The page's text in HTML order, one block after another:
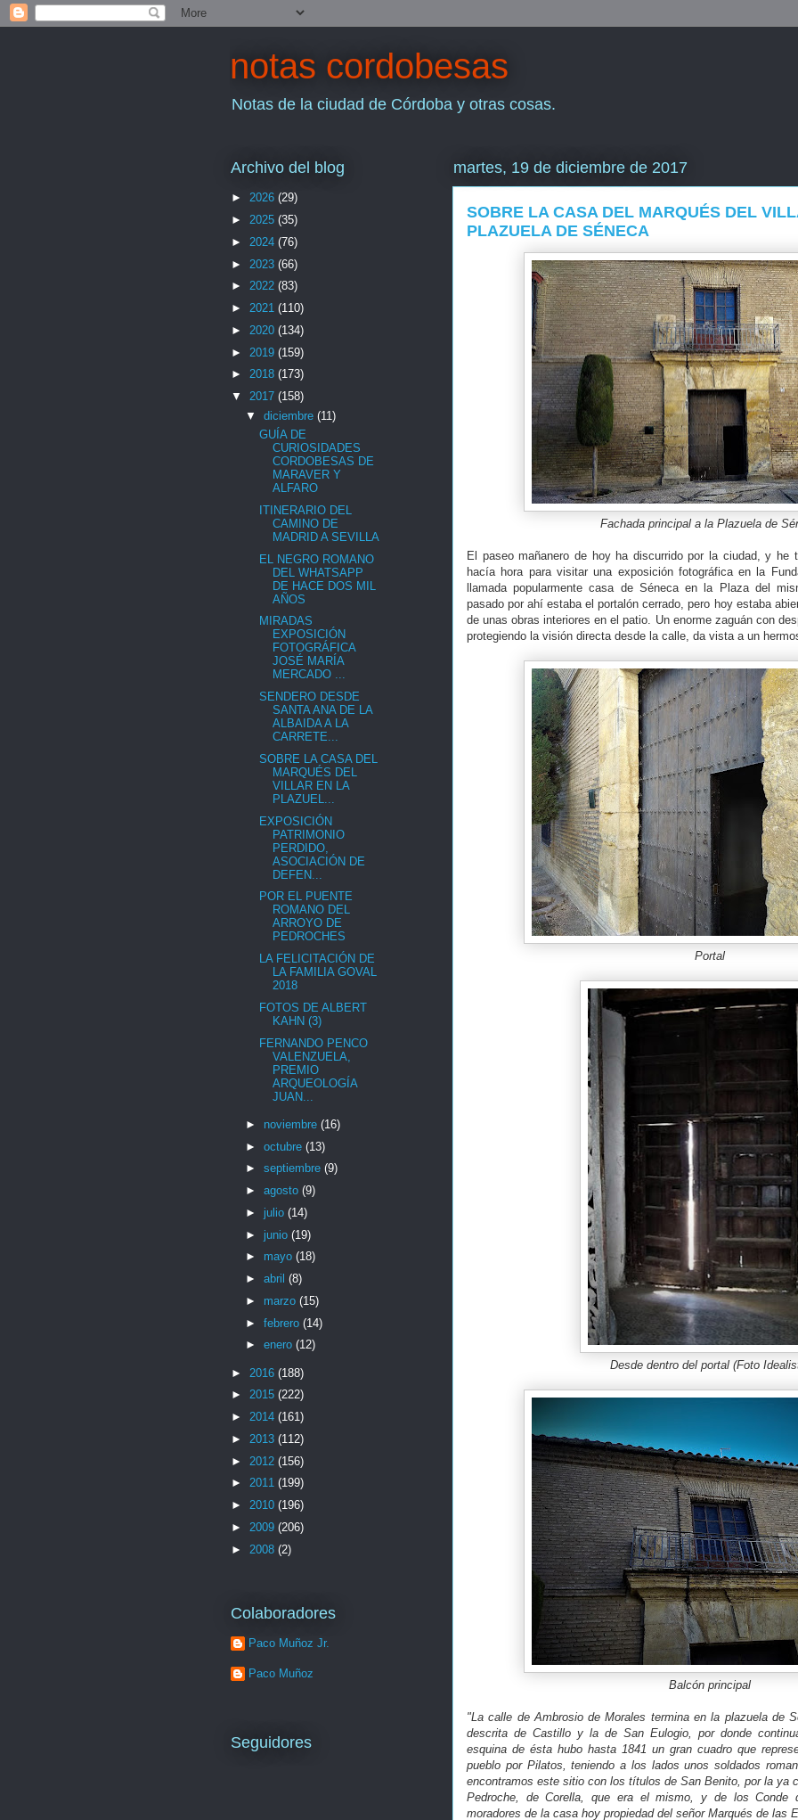
notas cordobesas
Notas de la ciudad de Córdoba y otras cosas.
martes, 19 de diciembre de 2017
SOBRE LA CASA DEL MARQUÉS DEL
PLAZUELA DE SÉNECA
Fachada principal a la Plazuela de
El paseo mañanero de hoy ha discurrido por la ciudad, y he
hacía hora para visitar una exposición fotográfica en la
llamada popularmente casa de Séneca en la Plaza del
pasado por ahí estaba el portalón cerrado, pero hoy estaba
de unas obras interiores en el patio. Un enorme zaguán con
protegiendo la visión directa desde la calle, da vista a un
Portal
Desde dentro del portal (Foto
Balcón principal
"La calle de Ambrosio de Morales termina en la plazuela de
descrita de Castillo y la de San Eulogio, por donde
esquina de ésta hubo hasta 1841 un gran cuadro que
pueblo por Pilatos, teniendo a los lados unos soldados
encontramos este sitio con los títulos de San Benito, por la ya
Pedroche, de Corella, que era el mismo, y de los Conde
moradores de la casa hoy propiedad del señor Marqués de las
Archivo del blog
► 2026 (29)
► 2025 (35)
► 2024 (76)
► 2023 (66)
► 2022 (83)
► 2021 (110)
► 2020 (134)
► 2019 (159)
► 2018 (173)
▼ 2017 (158)
▼ diciembre (11)
GUÍA DE
CURIOSIDADES
CORDOBESAS DE
MARAVER Y
ALFARO
ITINERARIO DEL
CAMINO DE
MADRID A SEVILLA
EL NEGRO ROMANO
DEL WHATSAPP
DE HACE DOS MIL
AÑOS
MIRADAS
EXPOSICIÓN
FOTOGRÁFICA
JOSÉ MARÍA
MERCADO ...
SENDERO DESDE
SANTA ANA DE LA
ALBAIDA A LA
CARRETE...
SOBRE LA CASA DEL
MARQUÉS DEL
VILLAR EN LA
PLAZUEL...
EXPOSICIÓN
PATRIMONIO
PERDIDO,
ASOCIACIÓN DE
DEFEN...
POR EL PUENTE
ROMANO DEL
ARROYO DE
PEDROCHES
LA FELICITACIÓN DE
LA FAMILIA GOVAL
2018
FOTOS DE ALBERT
KAHN (3)
FERNANDO PENCO
VALENZUELA,
PREMIO
ARQUEOLOGÍA
JUAN...
► noviembre (16)
► octubre (13)
► septiembre (9)
► agosto (9)
► julio (14)
► junio (19)
► mayo (18)
► abril (8)
► marzo (15)
► febrero (14)
► enero (12)
► 2016 (188)
► 2015 (222)
► 2014 (161)
► 2013 (112)
► 2012 (156)
► 2011 (199)
► 2010 (196)
► 2009 (206)
► 2008 (2)
Colaboradores
Paco Muñoz Jr.
Paco Muñoz
Seguidores